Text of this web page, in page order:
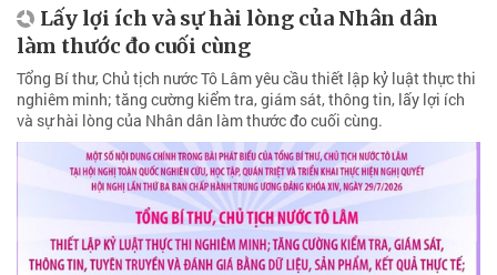
Lấy lợi ích và sự hài lòng của Nhân dân
làm thước đo cuối cùng
Tổng Bí thư, Chủ tịch nước Tô Lâm yêu cầu thiết lập kỷ luật thực thi
nghiêm minh; tăng cường kiểm tra, giám sát, thông tin, lấy lợi ích
và sự hài lòng của Nhân dân làm thước đo cuối cùng.